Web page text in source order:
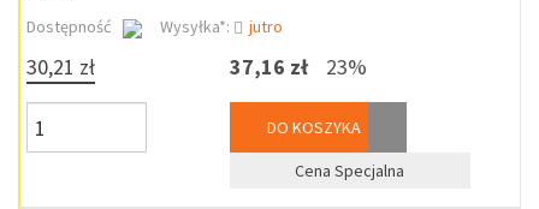
Dostępność
Wysyłka*: jutro
30,21 zł 37,16 zł 23%
DO KOSZYKA
Cena Specjalna